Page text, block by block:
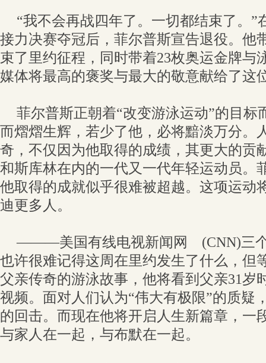
“我不会再战四年了。一切都结束了。”
接力决赛夺冠后，菲尔普斯宣告退役。他
束了里约征程，同时带着23枚奥运金牌与
媒体将最高的褒奖与最大的敬意献给了这
菲尔普斯正朝着“改变游泳运动”的目标
而熠熠生辉，若少了他，必将黯淡万分。
奇，不仅因为他取得的成绩，其更大的贡
和斯库林在内的一代又一代年轻运动员。
他取得的成就似乎很难被超越。这项运动
迪更多人。
———美国有线电视新闻网 (CNN)三个
也许很难记得这周在里约发生了什么，但
父亲传奇的游泳故事，他将看到父亲31岁
视频。面对人们认为“伟大有极限”的质疑
的回击。而现在他将开启人生新篇章，一
与家人在一起，与布默在一起。